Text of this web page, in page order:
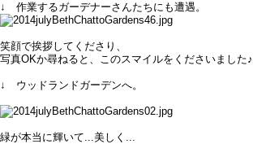
↓ 作業するガーデナーさんたちにも遭遇。
笑顔で挨拶してくださり、
写真OKか尋ねると、 このスマイルをくださいました♪
↓ ウッドランドガーデンへ。
緑が本当に輝いて...美しく...